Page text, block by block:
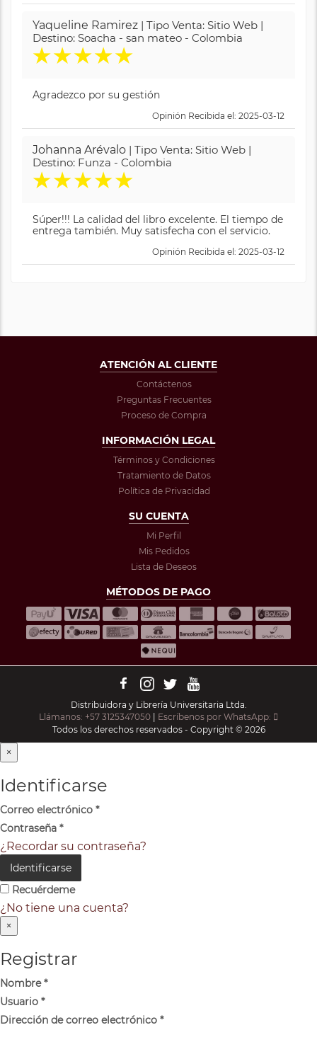
Yaqueline Ramirez | Tipo Venta: Sitio Web |
Destino: Soacha - san mateo - Colombia
★★★★★
Agradezco por su gestión
Opinión Recibida el: 2025-03-12
Johanna Arévalo | Tipo Venta: Sitio Web |
Destino: Funza - Colombia
★★★★★
Súper!!! La calidad del libro excelente. El tiempo de
entrega también. Muy satisfecha con el servicio.
Opinión Recibida el: 2025-03-12
ATENCIÓN AL CLIENTE
Contáctenos
Preguntas Frecuentes
Proceso de Compra
INFORMACIÓN LEGAL
Términos y Condiciones
Tratamiento de Datos
Política de Privacidad
SU CUENTA
Mi Perfil
Mis Pedidos
Lista de Deseos
MÉTODOS DE PAGO
Distribuidora y Librería Universitaria Ltda.
Llámanos: +57 3125347050 | Escríbenos por WhatsApp:
Todos los derechos reservados - Copyright © 2026
×
Identificarse
Correo electrónico *
Contraseña *
¿Recordar su contraseña?
Identificarse
Recuérdeme
¿No tiene una cuenta?
×
Registrar
Nombre*
Usuario *
Dirección de correo electrónico *